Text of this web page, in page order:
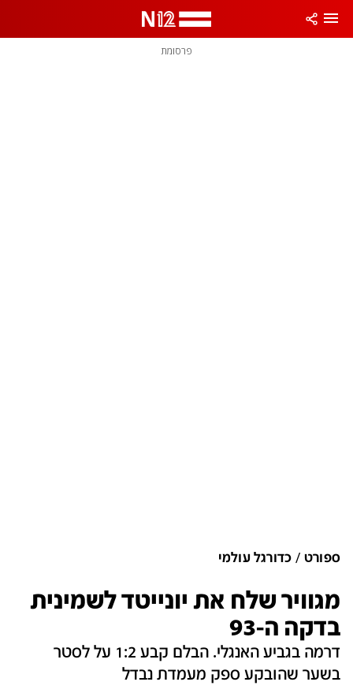
פרסומת
ספורט כדורגל עולמי
מגוויר שלח את יונייטד לשמינית
בדקה ה-93
דרמה בגביע האנגלי. הבלם קבע 1:2 על לסטר
בשער שהובקע ספק מעמדת נבדל